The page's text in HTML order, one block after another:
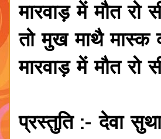
मारवाड़ में मौत रो
तो मुख माथै मास्क
मारवाड़ में मौत
प्रस्तुति :- देवा